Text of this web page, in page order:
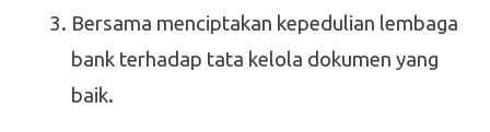
Bersama menciptakan kepedulian lembaga
bank terhadap tata kelola dokumen yang
baik.